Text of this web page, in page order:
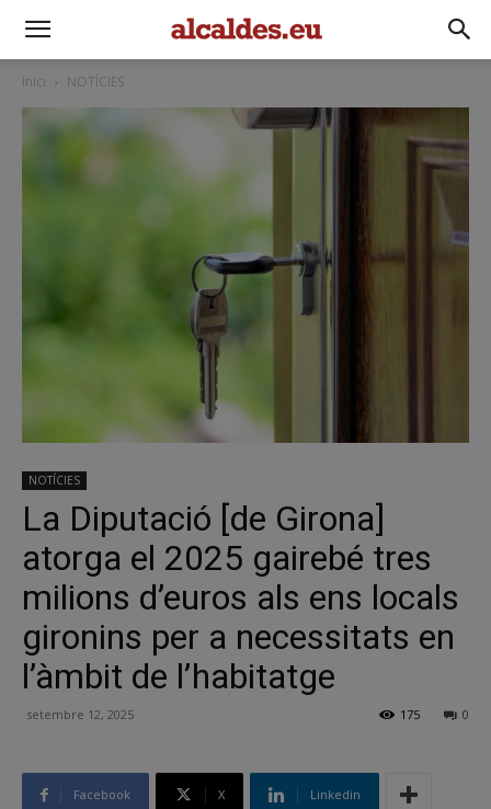
Inici NOTÍCIES
NOTÍCIES
La Diputació [de Girona]
atorga el 2025 gairebé tres
milions d’euros als ens locals
gironins per a necessitats en
l’àmbit de l’habitatge
setembre 12, 2025 0
175
Facebook X Linkedin